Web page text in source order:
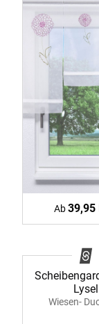
Ab39,95
Lysel
Wiesen-